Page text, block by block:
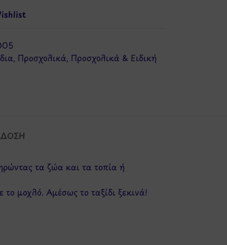
, Προσχολικά, Προσχολικά & Ειδική
τα ζώα και τα τοπία ή
το μοχλό. Αμέσως το ταξίδι ξεκινά!